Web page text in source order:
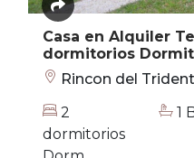
Casa en Alquiler
dormitorios
Rincon del
2
dormitorios
1